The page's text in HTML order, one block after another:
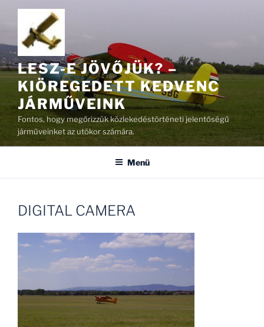
Tartalomhoz
LESZ-E JÖVŐJÜK? –
KIÖREGEDETT KEDVENC
JÁRMŰVEINK
Fontos, hogy megőrizzük közlekedéstörténeti jelentőségű
járműveinket az utókor számára.
Menü
DIGITAL CAMERA